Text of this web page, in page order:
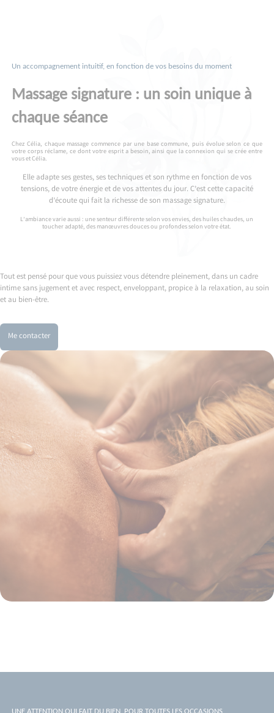
Un accompagnement intuitif, en fonction de vos besoins du moment
Massage signature : un soin unique à
chaque séance
Chez Célia, chaque massage commence par une base commune, puis évolue selon ce que
votre corps réclame, ce dont votre esprit a besoin, ainsi que la connexion qui se crée entre
vous et Célia.
Elle adapte ses gestes, ses techniques et son rythme en fonction de vos
tensions, de votre énergie et de vos attentes du jour. C’est cette capacité
d’écoute qui fait la richesse de son massage signature.
L’ambiance varie aussi : une senteur différente selon vos envies, des huiles chaudes, un
toucher adapté, des manœuvres douces ou profondes selon votre état.
Tout est pensé pour que vous puissiez vous détendre pleinement, dans un cadre
intime sans jugement et avec respect, enveloppant, propice à la relaxation, au soin
et au bien-être.
Me contacter
UNE ATTENTION QUI FAIT DU BIEN, POUR TOUTES LES OCCASIONS